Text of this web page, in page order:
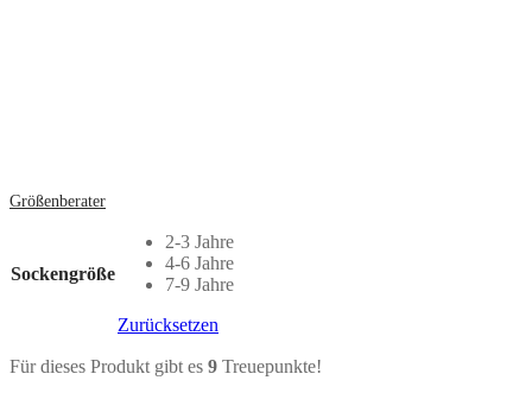
Größenberater
Sockengröße
2-3 Jahre
4-6 Jahre
7-9 Jahre
Zurücksetzen
Für dieses Produkt gibt es 9 Treuepunkte!